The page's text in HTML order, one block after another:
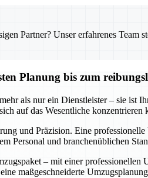
Partner? Unser erfahrenes
Planung bis zum
als nur ein Dienstleister – sie ist
auf das Wesentliche
und Präzision. Eine
Personal und branchenüblichen
– mit einer
maßgeschneiderte